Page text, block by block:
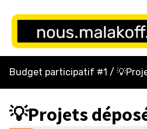
Budget participatif #1 /
💡Projets